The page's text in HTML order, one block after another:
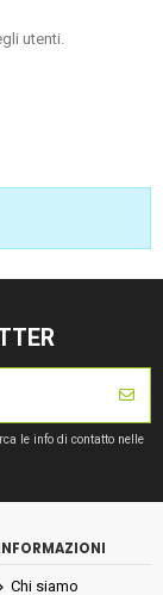
utenti.
le info di contatto nelle
Chi siamo